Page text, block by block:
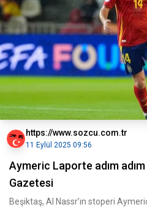
https://www.sozcu.com.tr
11 Eylül 2025 09:56
Aymeric Laporte adım
Gazetesi
Beşiktaş, Al Nassr’ın stoperi